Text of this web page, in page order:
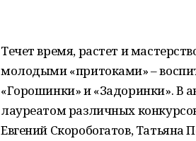
Течет время, растет и
молодыми «притоками» –
«Горошинки» и «Задоринки». В
лауреатом различных
Евгений Скоробогатов,